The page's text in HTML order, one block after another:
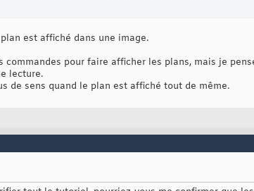
est affiché dans une image.
commandes pour faire afficher les plans, mais je
lecture.
de sens quand le plan est affiché tout de même.